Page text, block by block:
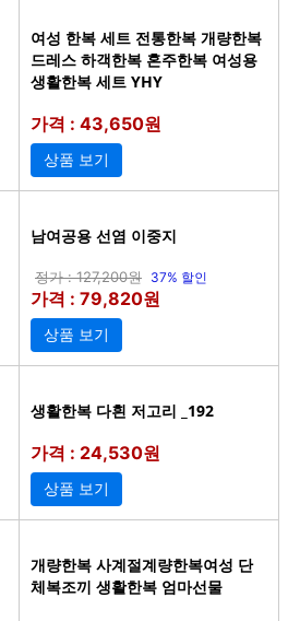
여성 한복 세트 전통한복 개량한복
드레스 하객한복 혼주한복 여성용
생활한복 세트 YHY
가격 : 43,650원
상품 보기
남여공용 선염 이중지
정가 : 127,200원 37% 할인
가격 : 79,820원
상품 보기
생활한복 다흰 저고리 _192
가격 : 24,530원
상품 보기
개량한복 사계절계량한복여성 단
체복조끼 생활한복 엄마선물